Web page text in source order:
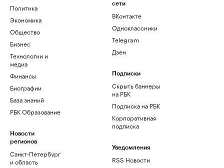
Политика
Экономика
Общество
Бизнес
Технологии и
медиа
Финансы
Биографии
База знаний
РБК Образование
Новости
регионов
Санкт-Петербург
и область
сети
ВКонтакте
Одноклассники
Telegram
Дзен
Подписки
Скрыть баннеры
на РБК
Подписка на РБК
Корпоративная
подписка
Уведомления
RSS Новости